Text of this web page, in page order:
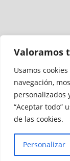
Valoramos
Usamos
navegación,
personalizados
“Aceptar todo”
de las cookies.
Personalizar
Accesibilidad